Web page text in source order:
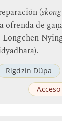
(
ofrenda de
Rigdzin Düpa